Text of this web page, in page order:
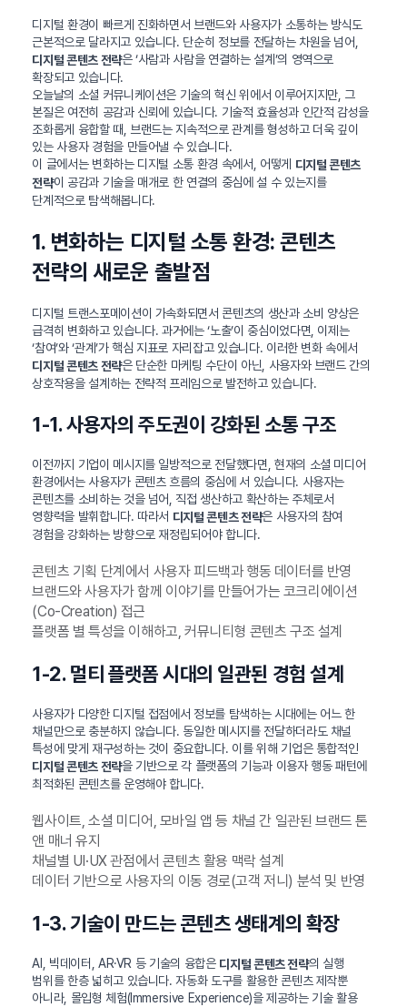
디지털 환경이 빠르게 진화하면서 브랜드와 사용자가 소통하는 방식도
근본적으로 달라지고 있습니다. 단순히 정보를 전달하는 차원을 넘어,
디지털 콘텐츠 전략은 ‘사람과 사람을 연결하는 설계’의 영역으로
확장되고 있습니다.
오늘날의 소셜 커뮤니케이션은 기술의 혁신 위에서 이루어지지만, 그
본질은 여전히 공감과 신뢰에 있습니다. 기술적 효율성과 인간적 감성을
조화롭게 융합할 때, 브랜드는 지속적으로 관계를 형성하고 더욱 깊이
있는 사용자 경험을 만들어낼 수 있습니다.
이 글에서는 변화하는 디지털 소통 환경 속에서, 어떻게 디지털 콘텐츠
전략이 공감과 기술을 매개로 한 연결의 중심에 설 수 있는지를
단계적으로 탐색해봅니다.
1. 변화하는 디지털 소통 환경: 콘텐츠
전략의 새로운 출발점
디지털 트랜스포메이션이 가속화되면서 콘텐츠의 생산과 소비 양상은
급격히 변화하고 있습니다. 과거에는 ‘노출’이 중심이었다면, 이제는
‘참여’와 ‘관계’가 핵심 지표로 자리잡고 있습니다. 이러한 변화 속에서
디지털 콘텐츠 전략은 단순한 마케팅 수단이 아닌, 사용자와 브랜드 간의
상호작용을 설계하는 전략적 프레임으로 발전하고 있습니다.
1-1. 사용자의 주도권이 강화된 소통 구조
이전까지 기업이 메시지를 일방적으로 전달했다면, 현재의 소셜 미디어
환경에서는 사용자가 콘텐츠 흐름의 중심에 서 있습니다. 사용자는
콘텐츠를 소비하는 것을 넘어, 직접 생산하고 확산하는 주체로서
영향력을 발휘합니다. 따라서 디지털 콘텐츠 전략은 사용자의 참여
경험을 강화하는 방향으로 재정립되어야 합니다.
콘텐츠 기획 단계에서 사용자 피드백과 행동 데이터를 반영
브랜드와 사용자가 함께 이야기를 만들어가는 코크리에이션
(Co-Creation) 접근
플랫폼 별 특성을 이해하고, 커뮤니티형 콘텐츠 구조 설계
1-2. 멀티 플랫폼 시대의 일관된 경험 설계
사용자가 다양한 디지털 접점에서 정보를 탐색하는 시대에는 어느 한
채널만으로 충분하지 않습니다. 동일한 메시지를 전달하더라도 채널
특성에 맞게 재구성하는 것이 중요합니다. 이를 위해 기업은 통합적인
디지털 콘텐츠 전략을 기반으로 각 플랫폼의 기능과 이용자 행동 패턴에
최적화된 콘텐츠를 운영해야 합니다.
웹사이트, 소셜 미디어, 모바일 앱 등 채널 간 일관된 브랜드 톤
앤 매너 유지
채널별 UI·UX 관점에서 콘텐츠 활용 맥락 설계
데이터 기반으로 사용자의 이동 경로(고객 저니) 분석 및 반영
1-3. 기술이 만드는 콘텐츠 생태계의 확장
AI, 빅데이터, AR·VR 등 기술의 융합은 디지털 콘텐츠 전략의 실행
범위를 한층 넓히고 있습니다. 자동화 도구를 활용한 콘텐츠 제작뿐
아니라, 몰입형 체험(Immersive Experience)을 제공하는 기술 활용